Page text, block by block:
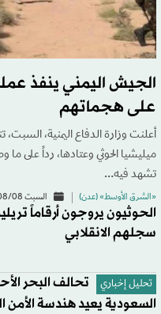
الجيش اليمني ينفذ
على هجماتهم
أعلنت وزارة الدفاع اليمنية،
ميليشيا الحوثي وعتادها، رداً على ما
تشهد فيه…
«الشرق الأوسط» (عدن) السبت 08/08 - 07:46
الحوثيون يروجون أرقاماً
سجلهم الانقلابي
تحليل إخباري
تحالف البحر
السعودية يعيد هندسة الأمن